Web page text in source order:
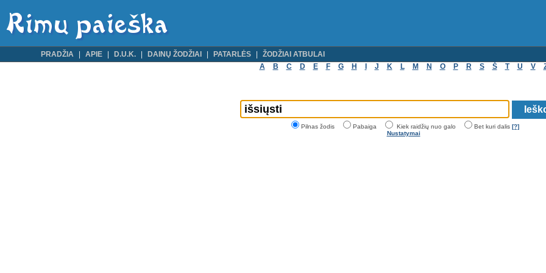
PRADŽIA APIE D.U.K. DAINŲ ŽODŽIAI PATARLĖS
ŽODŽIAI ATBULAI
A
B C D E F G H J K L M N O P R S Š T U V
Pilnas žodis Pabaiga Kiek raidžių nuo galo Bet kuri dalis [?]
Nustatymai